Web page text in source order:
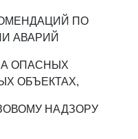
ПО
АВАРИЙ
ОПАСНЫХ
ОБЪЕКТАХ,
НАДЗОРУ